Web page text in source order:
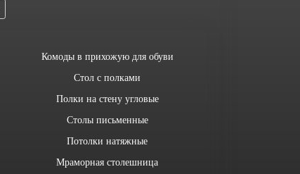
Комоды в прихожую для обуви
Стол с полками
Полки на стену угловые
Столы письменные
Потолки натяжные
Мраморная столешница